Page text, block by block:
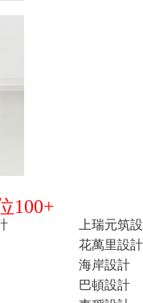
100+
上瑞元筑
花萬里設計
海岸設計
巴頓設計